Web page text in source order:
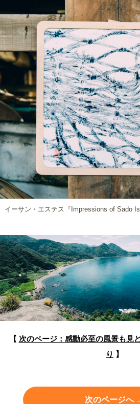
イーサン・エステス『Impressions of Sado
【 次のページ：感動必至の風景も見
り 】
次のページへ